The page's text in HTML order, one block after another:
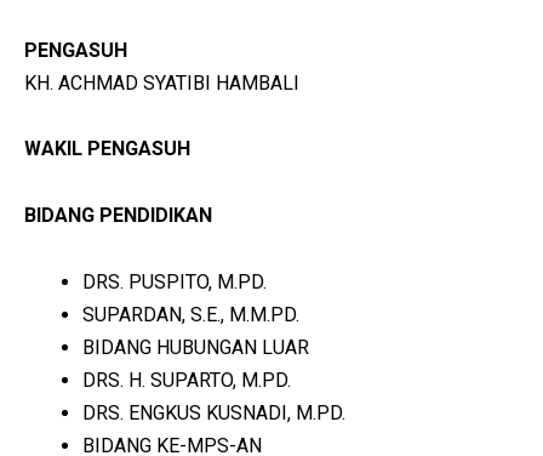
PENGASUH
KH. ACHMAD SYATIBI HAMBALI
WAKIL PENGASUH
BIDANG PENDIDIKAN
DRS. PUSPITO, M.PD.
SUPARDAN, S.E., M.M.PD.
BIDANG HUBUNGAN LUAR
DRS. H. SUPARTO, M.PD.
DRS. ENGKUS KUSNADI, M.PD.
BIDANG KE-MPS-AN